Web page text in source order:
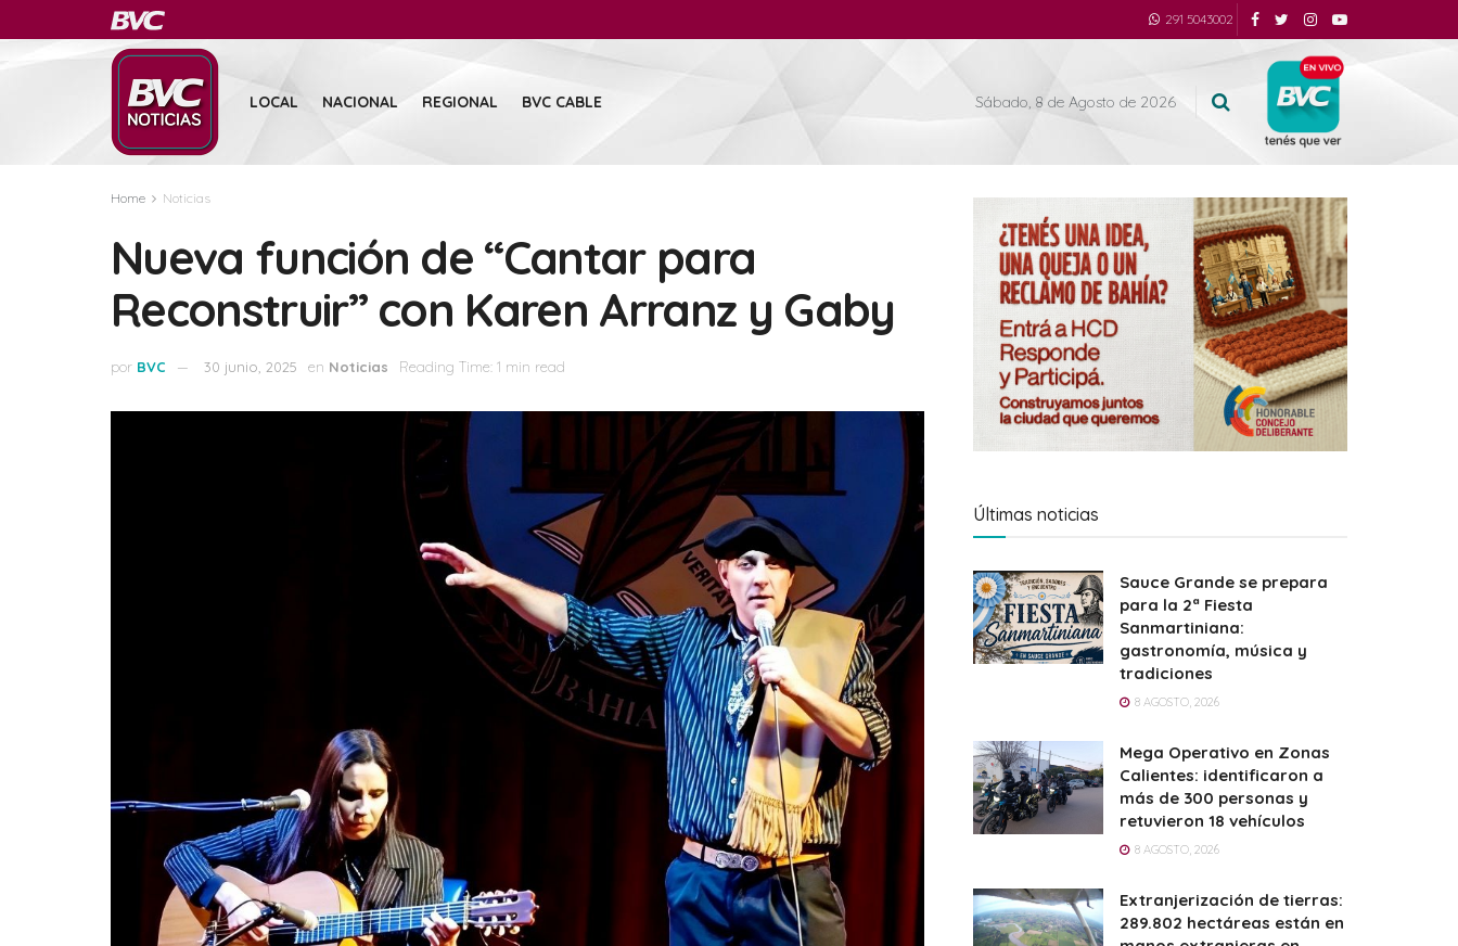
291 5043002
LOCAL NACIONAL REGIONAL BVC CABLE Sábado, 8 de Agosto de 2026
Home Noticias
Nueva función de “Cantar para
Reconstruir” con Karen Arranz y Gaby
por BVC 30 junio, 2025 en Noticias Reading Time: 1 min read
Últimas noticias
Sauce Grande se prepara
para la 2ª Fiesta
Sanmartiniana:
gastronomía, música y
tradiciones
8 AGOSTO, 2026
Mega Operativo en Zonas
Calientes: identificaron a
más de 300 personas y
retuvieron 18 vehículos
8 AGOSTO, 2026
Extranjerización de tierras:
289.802 hectáreas están en